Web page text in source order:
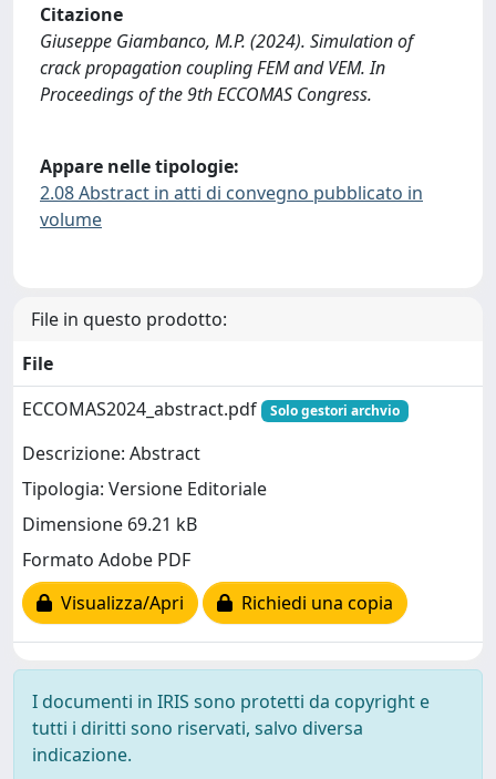
Citazione
Giuseppe Giambanco, M.P. (2024). Simulation of
crack propagation coupling FEM and VEM. In
Proceedings of the 9th ECCOMAS Congress.
Appare nelle tipologie:
2.08 Abstract in atti di convegno pubblicato in
volume
File in questo prodotto:
File
ECCOMAS2024_abstract.pdf
Solo gestori archvio
Descrizione: Abstract
Tipologia: Versione Editoriale
Dimensione 69.21 kB
Formato Adobe PDF
Visualizza/Apri
Richiedi una copia
I documenti in IRIS sono protetti da copyright e
tutti i diritti sono riservati, salvo diversa
indicazione.